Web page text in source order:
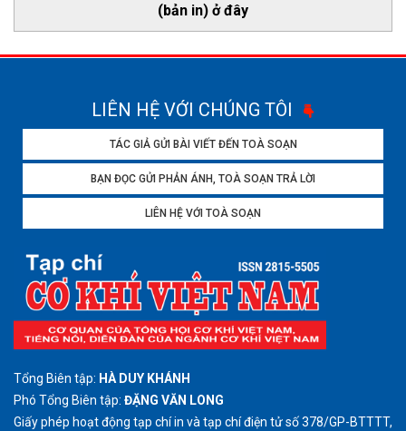
(bản in) ở đây
LIÊN HỆ VỚI CHÚNG TÔI
TÁC GIẢ GỬI BÀI VIẾT ĐẾN TOÀ SOẠN
BẠN ĐỌC GỬI PHẢN ÁNH, TOÀ SOẠN TRẢ LỜI
LIÊN HỆ VỚI TOÀ SOẠN
Tổng Biên tập: HÀ DUY KHÁNH
Phó Tổng Biên tập: ĐẶNG VĂN LONG
Giấy phép hoạt động tạp chí in và tạp chí điện tử số 378/GP-BTTTT,